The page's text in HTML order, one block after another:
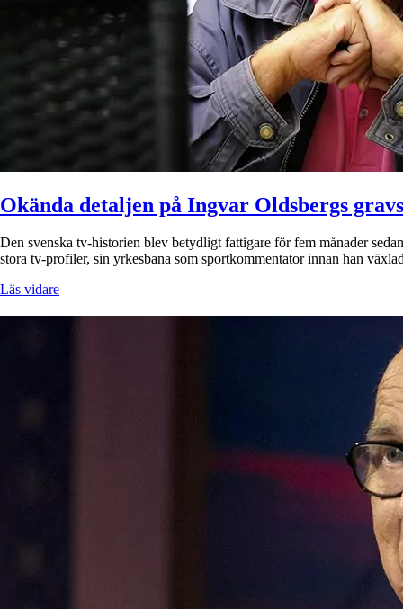
Okända detaljen på Ingvar Oldsbergs
Den svenska tv-historien blev betydligt fattigare för fem månader
stora tv-profiler, sin yrkesbana som sportkommentator innan han
Läs vidare